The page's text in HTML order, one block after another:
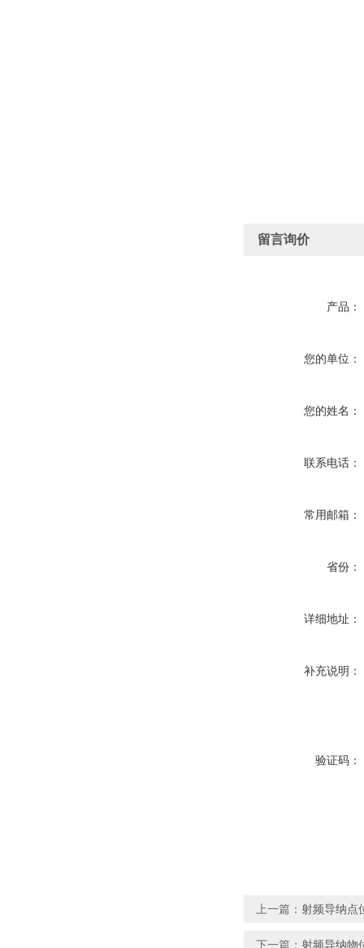
留言询价
产品：
您的单位：
您的姓名：
联系电话：
常用邮箱：
省份：
详细地址：
补充说明：
验证码：
上一篇： 射频导纳点
下一篇： 射频导纳物